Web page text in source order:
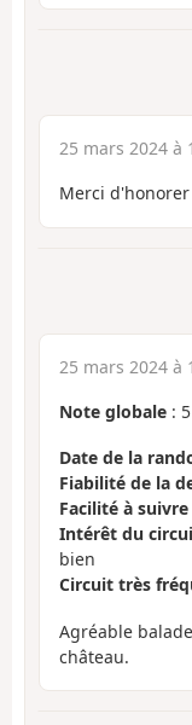
25 mars 2024 à
Merci
25 mars 2024 à
Note globale : 5
Date de la
Fiabilité de la
Facilité à
Intérêt du
bien
Circuit très
Agréable
château.